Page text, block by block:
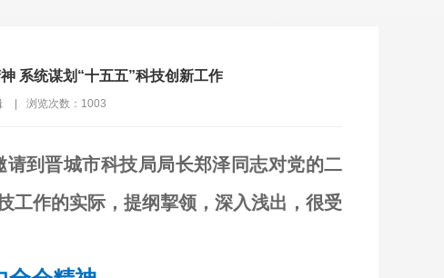
系统谋划“十五五”科技创新工作
浏览次数： 1003
请到晋城市科技局局长郑泽同志对党的二
工作的实际，提纲挈领，深入浅出，很受